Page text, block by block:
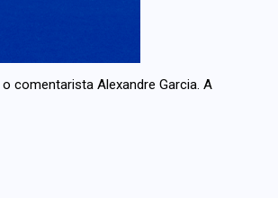
comentarista Alexandre Garcia. A